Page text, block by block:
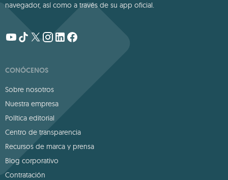
navegador, así como a través de su app oficial.
CONÓCENOS
Sobre nosotros
Nuestra empresa
Política editorial
Centro de transparencia
Recursos de marca y prensa
Blog corporativo
Contratación